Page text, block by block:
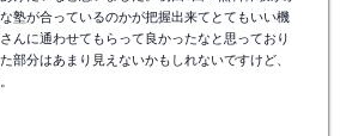
塾が合っているのかが把握出来てとてもいい機
んに通わせてもらって良かったなと思っており
部分はあまり見えないかもしれないですけど、